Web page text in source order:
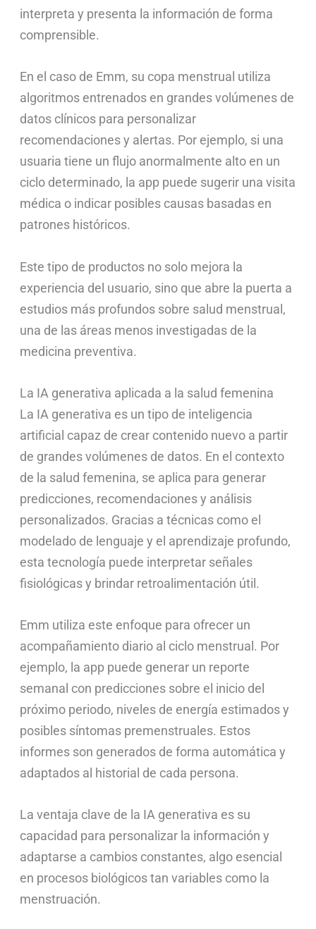
interpreta y presenta la información de forma
comprensible.
En el caso de Emm, su copa menstrual utiliza
algoritmos entrenados en grandes volúmenes de
datos clínicos para personalizar
recomendaciones y alertas. Por ejemplo, si una
usuaria tiene un flujo anormalmente alto en un
ciclo determinado, la app puede sugerir una visita
médica o indicar posibles causas basadas en
patrones históricos.
Este tipo de productos no solo mejora la
experiencia del usuario, sino que abre la puerta a
estudios más profundos sobre salud menstrual,
una de las áreas menos investigadas de la
medicina preventiva.
La IA generativa aplicada a la salud femenina
La IA generativa es un tipo de inteligencia
artificial capaz de crear contenido nuevo a partir
de grandes volúmenes de datos. En el contexto
de la salud femenina, se aplica para generar
predicciones, recomendaciones y análisis
personalizados. Gracias a técnicas como el
modelado de lenguaje y el aprendizaje profundo,
esta tecnología puede interpretar señales
fisiológicas y brindar retroalimentación útil.
Emm utiliza este enfoque para ofrecer un
acompañamiento diario al ciclo menstrual. Por
ejemplo, la app puede generar un reporte
semanal con predicciones sobre el inicio del
próximo periodo, niveles de energía estimados y
posibles síntomas premenstruales. Estos
informes son generados de forma automática y
adaptados al historial de cada persona.
La ventaja clave de la IA generativa es su
capacidad para personalizar la información y
adaptarse a cambios constantes, algo esencial
en procesos biológicos tan variables como la
menstruación.